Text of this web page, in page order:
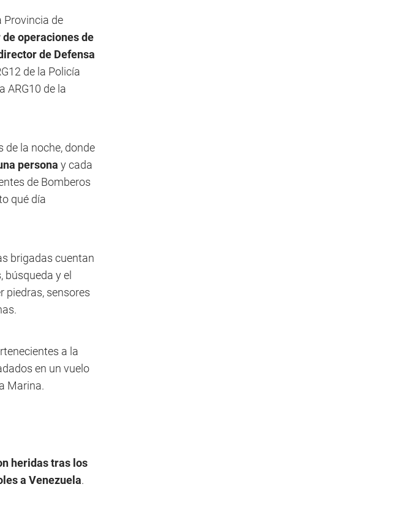
Provincia de
operaciones de
de Defensa
de la Policía
ARG10 de la
la noche, donde
persona y cada
de Bomberos
qué día
brigadas cuentan
búsqueda y el
piedras, sensores
a la
en un vuelo
Marina.
heridas tras los
a Venezuela.